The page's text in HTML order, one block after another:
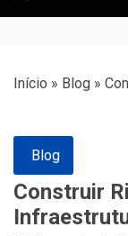
Início » Blog »
Blog
Construir